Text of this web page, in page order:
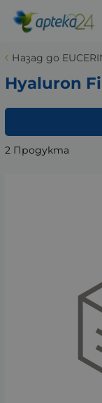
Назад до
Hyaluron
2 Продукта